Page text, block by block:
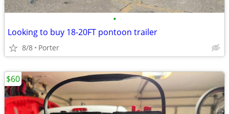
•
Looking to buy 18-20FT pontoon trailer
8/8 Porter
$60